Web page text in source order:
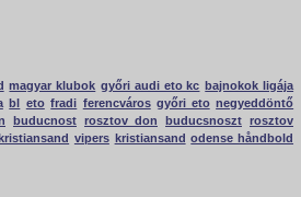
magyar klubok győri audi eto kc bajnokok ligája
bl eto fradi ferencváros győri eto negyeddöntő
buducnost rosztov don buducsnoszt rosztov
vipers kristiansand odense håndbold